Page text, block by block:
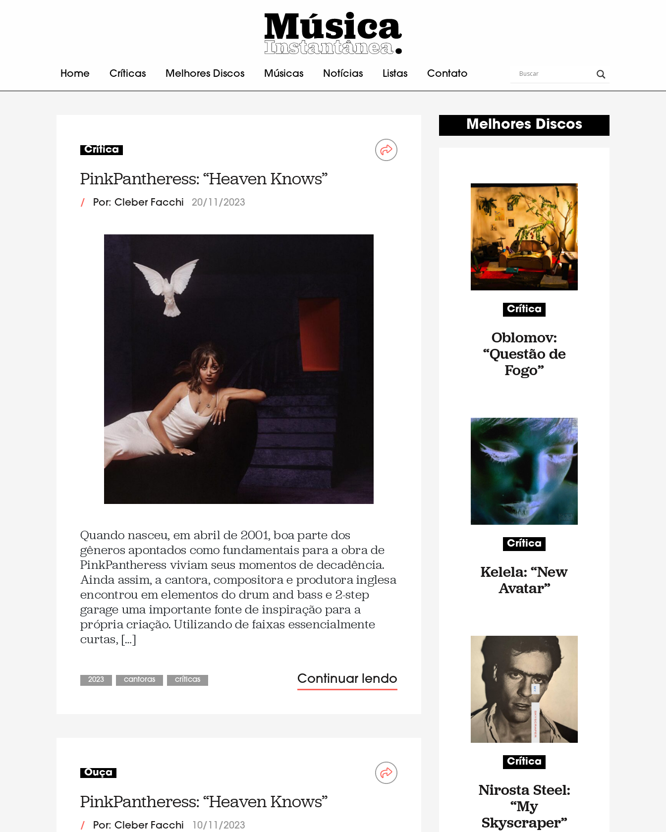
Home Críticas Melhores Discos Músicas Notícias Listas Contato
Crítica
PinkPantheress: “Heaven Knows”
/ Por: Cleber Facchi 20/11/2023
Quando nasceu, em abril de 2001, boa parte dos
gêneros apontados como fundamentais para a obra de
PinkPantheress viviam seus momentos de decadência.
Ainda assim, a cantora, compositora e produtora inglesa
encontrou em elementos do drum and bass e 2-step
garage uma importante fonte de inspiração para a
própria criação. Utilizando de faixas essencialmente
curtas, […]
2023 cantoras críticas Continuar lendo
Ouça
PinkPantheress: “Heaven Knows”
/ Por: Cleber Facchi 10/11/2023
Melhores Discos
Crítica
Oblomov:
“Questão de
Fogo”
Crítica
Kelela: “New
Avatar”
Crítica
Nirosta Steel:
“My
Skyscraper”